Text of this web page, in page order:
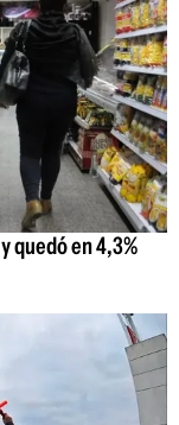
quedó en 4,3%